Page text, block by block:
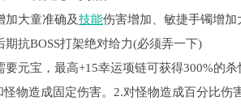
加大童准确及技能伤害增加、敏捷手镯增
抗BOSS打架绝对给力(必须弄一下)
元宝，最高+15幸运项链可获得300%的杀
物造成固定伤害。2.对怪物造成百分比伤